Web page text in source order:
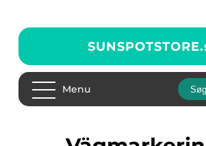
SUNSPOTSTORE.
Menu